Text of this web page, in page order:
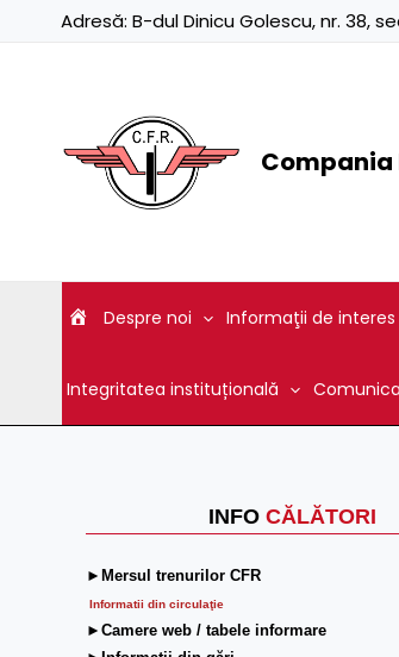
Adresă: B-dul Dinicu Golescu, nr. 38,
Compania
Despre noi Informaţii de interes
Integritatea instituțională
INFO CĂLĂTORI
►Mersul trenurilor CFR
Informatii din circulaţie
►Camere web / tabele informare